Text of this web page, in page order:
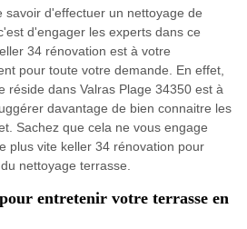
savoir d'effectuer un nettoyage de
d'engager les experts dans ce
34 rénovation est à votre
pour toute votre demande. En effet,
réside dans Valras Plage 34350 est à
davantage de bien connaitre les
Sachez que cela ne vous engage
plus vite keller 34 rénovation pour
nettoyage terrasse.
entretenir votre terrasse en